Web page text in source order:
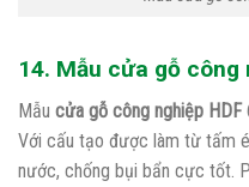
14. Mẫu cửa gỗ công
Mẫu cửa gỗ công nghiệp HDF
Với cấu tạo được làm từ tấm
nước, chống bụi bẩn cực tốt.